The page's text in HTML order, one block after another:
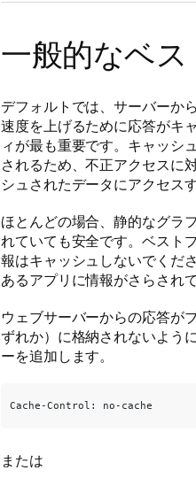
一般的なベ
デフォルトでは、サーバーか
速度を上げるために応答がキ
ィが最も重要です。キャッシ
されるため、不正アクセスに
シュされたデータにアクセス
ほとんどの場合、静的なグラ
れていても安全です。ベスト
報はキャッシュしないでくだ
あるアプリに情報がさらされ
ウェブサーバーからの応答が
ずれか）に格納されないよう
ーを追加します。
または